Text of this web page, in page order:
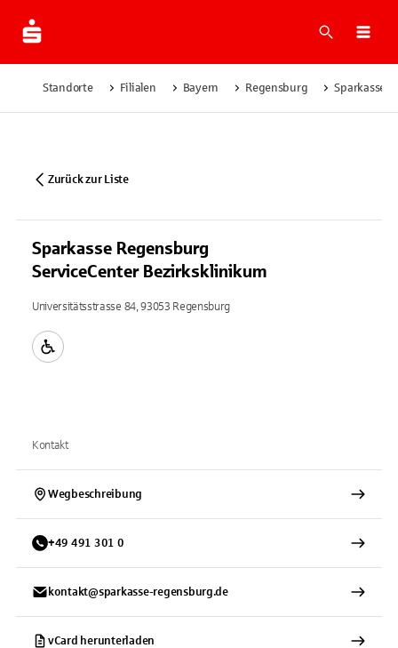
Suche
Standorte Filialen Bayern Regensburg Sparkasse
Zurück zur Liste
Sparkasse Regensburg
ServiceCenter Bezirksklinikum
Universitätsstrasse 84, 93053 Regensburg
Kontakt
Wegbeschreibung
+49 491 301 0
kontakt@sparkasse-regensburg.de
vCard herunterladen